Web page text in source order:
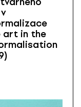
art in the